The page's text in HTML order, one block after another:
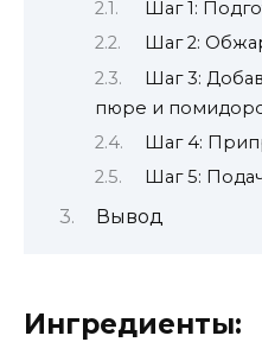
Шаг 1:
Шаг 2:
Шаг 3:
пюре и
Шаг 4:
Шаг 5:
Вывод
Ингредиенты: